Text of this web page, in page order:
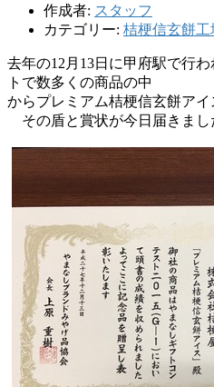
作成者: スタッフ
カテゴリー: 桔梗信玄餅
去年の12月13日に甲府駅で行
トで数多くの商品の中
からプレミアム桔梗信玄餅アイ
その盾と賞状が今日届きまし